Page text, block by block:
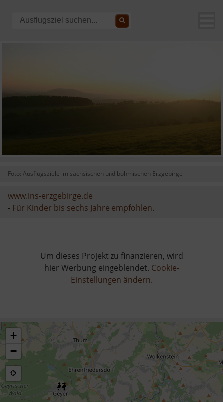
Foto: Ausflugsziele im sächsischen und böhmischen Erzgebirge
www.ins-erzgebirge.de
- Für Kinder bis sechs Jahre empfohlen.
Um dieses Projekt zu finanzieren, wird
hier Werbung eingeblendet. Cookie-
Einstellungen ändern.
+
−